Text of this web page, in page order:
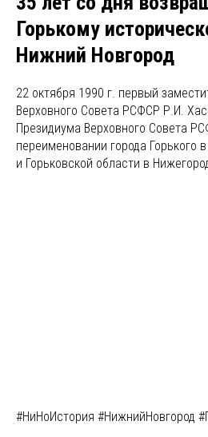
Горькому
Нижний Новгород
22 октября 1990 г. первый
Верховного Совета РСФСР Р.И.
Президиума Верховного Совета
переименовании города Горького
и Горьковской области в
#НиНоИстория #НижнийНовгород